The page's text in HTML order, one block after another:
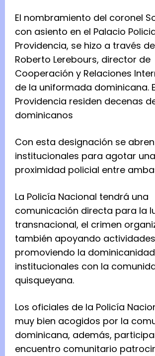
El nombramiento del coronel
con asiento en el Palacio
Providencia, se hizo a través
Roberto Lerebours, director de
Cooperación y Relaciones
de la uniformada dominicana.
Providencia residen decenas
dominicanos
Con esta designación se
institucionales para agotar
proximidad policial entre
La Policía Nacional tendrá una
comunicación directa para la
transnacional, el crimen
también apoyando
promoviendo la
institucionales con la
quisqueyana.
Los oficiales de la Policía
muy bien acogidos por la
dominicana, además,
encuentro comunitario